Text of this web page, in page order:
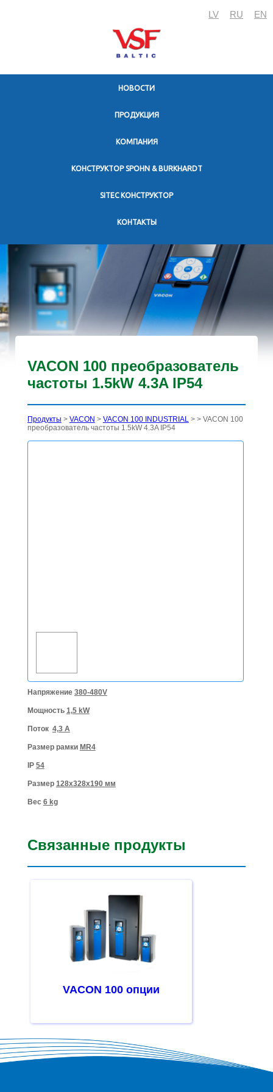
LV RU EN
HОВОСТИ
ПРОДУКЦИЯ
KОМПАНИЯ
КОНСТРУКТОР SPOHN & BURKHARDT
SITEC КОНСТРУКТОР
KОНТАКТЫ
VACON 100 преобразователь
частоты 1.5kW 4.3A IP54
Продукты > VACON > VACON 100 INDUSTRIAL> > VACON 100
преобразователь частоты 1.5kW 4.3A IP54
Напряжение 380-480V
Мощность 1,5 kW
Поток 4,3 A
Размер рамки MR4
IP 54
Размер 128x328x190 мм
Вес 6 kg
Связанные продукты
VACON 100 опции